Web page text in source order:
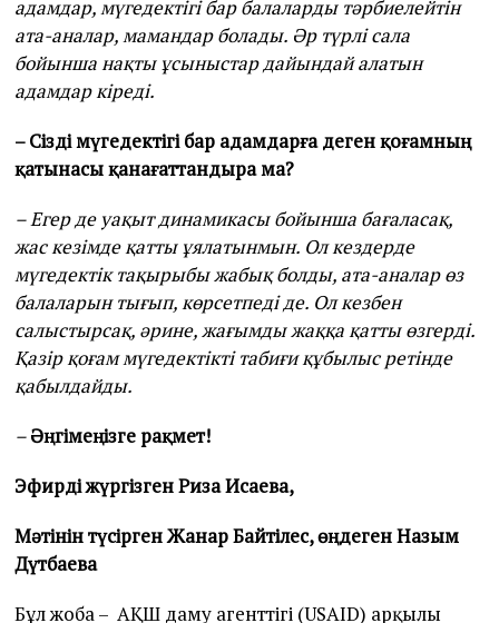
адамдар, мүгедектігі бар балаларды тәрбиелейтін
ата-аналар, мамандар болады. Әр түрлі сала
бойынша нақты ұсыныстар дайындай алатын
адамдар кіреді.
– Сізді мүгедектігі бар адамдарға деген қоғамның
қатынасы қанағаттандыра ма?
– Егер де уақыт динамикасы бойынша бағаласақ,
жас кезімде қатты ұялатынмын. Ол кездерде
мүгедектік тақырыбы жабық болды, ата-аналар өз
балаларын тығып, көрсетпеді де. Ол кезбен
салыстырсақ, әрине, жағымды жаққа қатты өзгерді.
Қазір қоғам мүгедектікті табиғи құбылыс ретінде
қабылдайды.
–Әңгімеңізге рақмет!
Эфирді жүргізген Риза Исаева,
Мәтінін түсірген Жанар Байтілес, өңдеген Назым
Дүтбаева
Бұл жоба – АҚШ даму агенттігі (USAID) арқылы